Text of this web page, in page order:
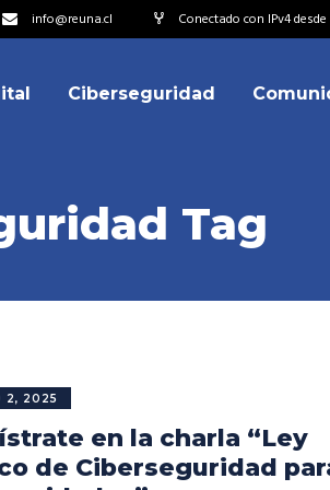
info@reuna.cl Conectado con IPv4 desde
Ciberseguridad
Tag
2, 2025
en la charla “Ley
de Ciberseguridad